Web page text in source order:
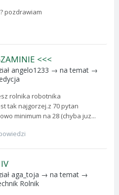
pozdrawiam
<<<
angelo1233 → na temat →
rolnika robotnika
tak najgorzej.z 70 pytan
minimum na 28 (chyba juz...
aga_toja → na temat →
Rolnik